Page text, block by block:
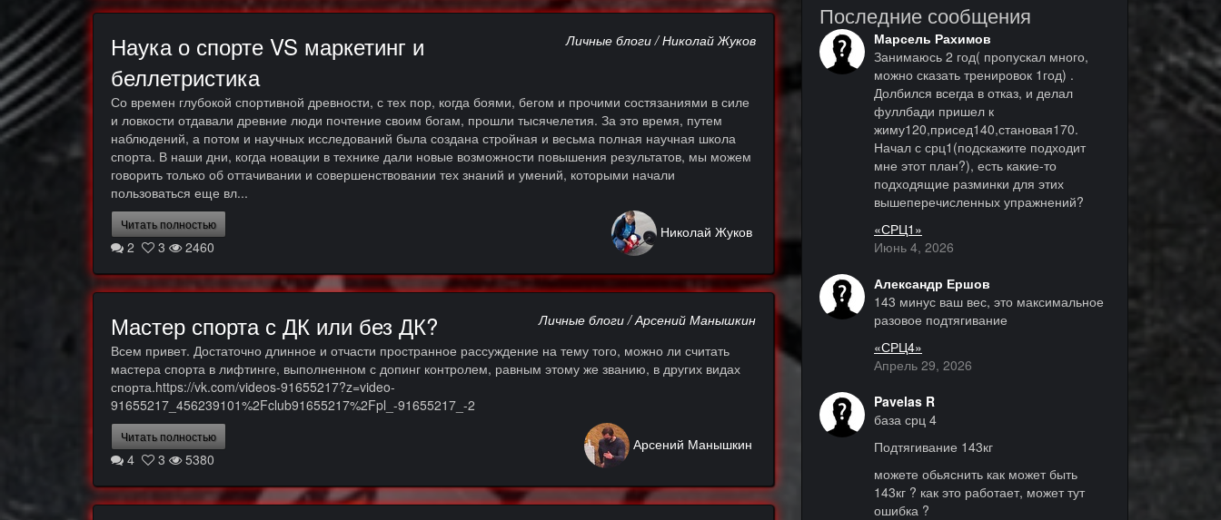
Личные блоги / Николай Жуков
Наука о спорте VS маркетинг и
беллетристика
Со времен глубокой спортивной древности, с тех пор, когда боями, бегом и прочими состязаниями в силе
и ловкости отдавали древние люди почтение своим богам, прошли тысячелетия. За это время, путем
наблюдений, а потом и научных исследований была создана стройная и весьма полная научная школа
спорта. В наши дни, когда новации в технике дали новые возможности повышения результатов, мы можем
говорить только об оттачивании и совершенствовании тех знаний и умений, которыми начали
пользоваться еще вл...
Читать полностью
2 3 2460
Николай Жуков
Личные блоги / Арсений Манышкин
Мастер спорта с ДК или без ДК?
Всем привет. Достаточно длинное и отчасти пространное рассуждение на тему того, можно ли считать
мастера спорта в лифтинге, выполненном с допинг контролем, равным этому же званию, в других видах
спорта.https://vk.com/videos-91655217?z=video-
91655217_456239101%2Fclub91655217%2Fpl_-91655217_-2
Читать полностью
4 3 5380
Арсений Манышкин
Последние сообщения
Марсель Рахимов
Занимаюсь 2 год( пропускал много,
можно сказать тренировок 1год) .
Долбился всегда в отказ, и делал
фуллбади пришел к
жиму120,присед140,становая170.
Начал с срц1(подскажите подходит
мне этот план?), есть какие-то
подходящие разминки для этих
вышеперечисленных упражнений?
«СРЦ1»
Июнь 4, 2026
Александр Ершов
143 минус ваш вес, это максимальное
разовое подтягивание
«СРЦ4»
Апрель 29, 2026
Pavelas R
база срц 4
Подтягивание 143кг
можете обьяснить как может быть
143кг ? как это работает, может тут
ошибка ?